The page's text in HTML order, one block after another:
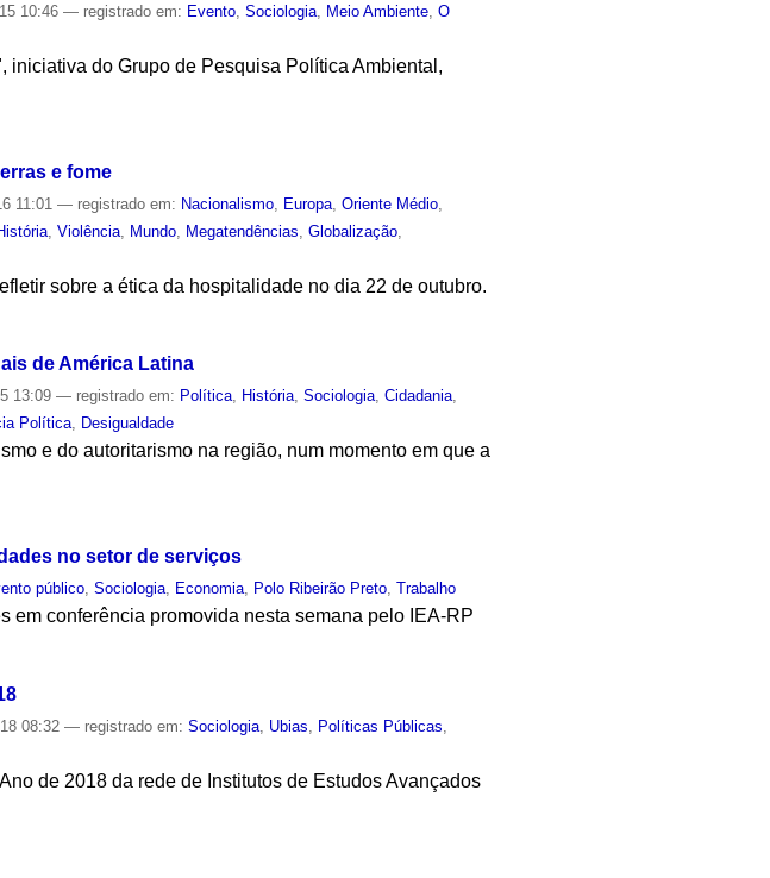
10:46— registrado em: Evento ,Sociologia Meio Ambiente ,O
do Grupo de Pesquisa Política Ambiental,
e fome
11:01— registrado em: Nacionalismo Europa ,Oriente Médio
,Violência Mundo Megatendências ,Globalização
sobre a ética da hospitalidade no dia 22 de outubro.
de América Latina
13:09— registrado em: Política, História,Sociologia,Cidadania,
Política, Desigualdade
e do autoritarismo na região, num momento em que a
no setor de serviços
público ,Sociologia Economia Polo Ribeirão Preto ,Trabalho
em conferência promovida nesta semana pelo IEA-RP
08:32— registrado em:Sociologia Ubias Políticas Públicas
de 2018 da rede de Institutos de Estudos Avançados